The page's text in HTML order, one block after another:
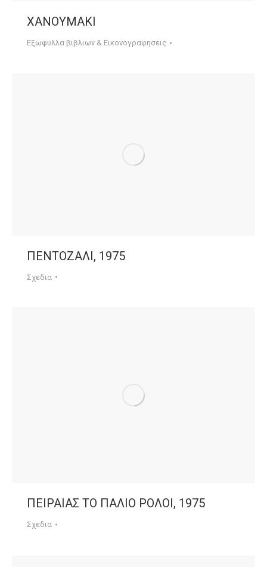
ΧΑΝΟΥΜΑΚΙ
Εξωφυλλα βιβλιων & Εικονογραφησεις
ΠΕΝΤΟΖΑΛΙ, 1975
Σχεδια
ΠΕΙΡΑΙΑΣ ΤΟ ΠΑΛΙΟ ΡΟΛΟΙ, 1975
Σχεδια